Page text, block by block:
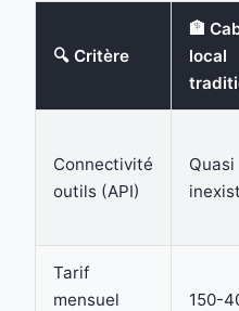
🔍 Critère
🏦
local
Connectivité
outils (API)
Quasi
Tarif
mensuel
150-